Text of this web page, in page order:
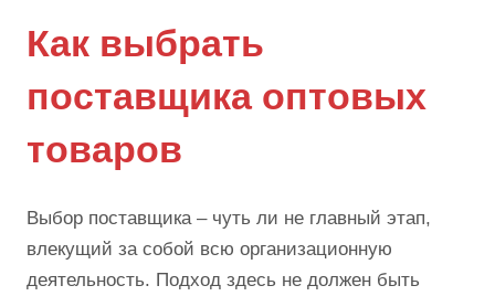
Как выбрать
поставщика оптовых
товаров
Выбор поставщика – чуть ли не главный этап,
влекущий за собой всю организационную
деятельность. Подход здесь не должен быть